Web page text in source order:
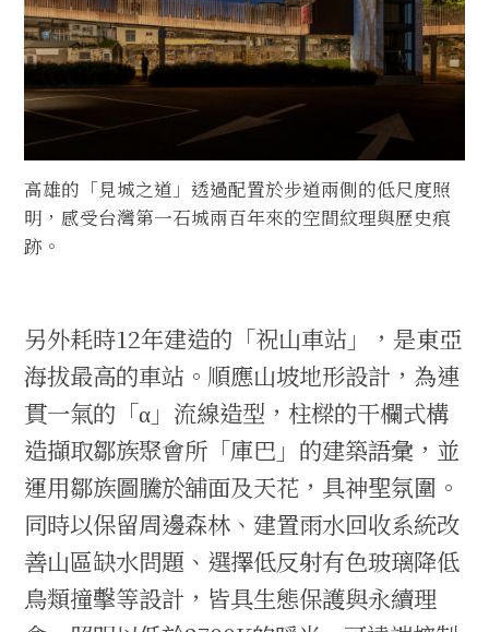
高雄的「見城之道」透過配置於步道兩側的低尺度照
明，感受台灣第一石城兩百年來的空間紋理與歷史痕
跡。
另外耗時12年建造的「祝山車站」，是東亞
海拔最高的車站。順應山坡地形設計，為連
貫一氣的「α」流線造型，柱樑的干欄式構
造擷取鄒族聚會所「庫巴」的建築語彙，並
運用鄒族圖騰於舖面及天花，具神聖氛圍。
同時以保留周邊森林、建置雨水回收系統改
善山區缺水問題、選擇低反射有色玻璃降低
鳥類撞擊等設計，皆具生態保護與永續理